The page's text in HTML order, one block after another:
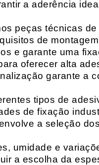
a aderência
peças técnicas
de
e garante uma
oferecer alta
garante a
tipos de
de fixação
a seleção
umidade e
a escolha da